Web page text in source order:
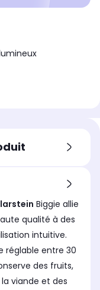
Biggie allie
qualité à des
intuitive.
réglable entre 30
des fruits,
viande et des